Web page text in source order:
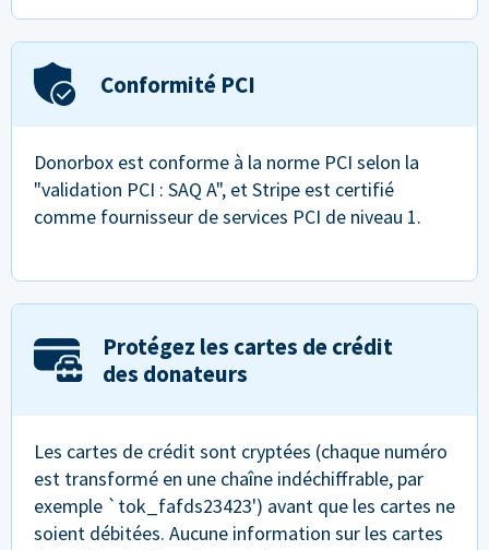
Conformité PCI
Donorbox est conforme à la norme PCI selon la
"validation PCI : SAQ A", et Stripe est certifié
comme fournisseur de services PCI de niveau 1.
Protégez les cartes de crédit
des donateurs
Les cartes de crédit sont cryptées (chaque numéro
est transformé en une chaîne indéchiffrable, par
exemple `tok_fafds23423') avant que les cartes ne
soient débitées. Aucune information sur les cartes